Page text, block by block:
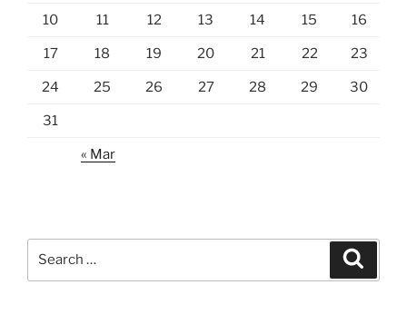
10 11 12 13 14 15 16
17 18 19 20 21 22 23
24 25 26 27 28 29 30
31
« Mar